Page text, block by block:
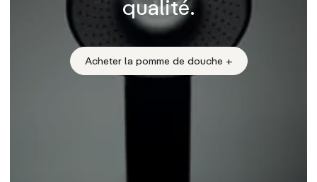
qualité.
Acheter la pomme de douche +